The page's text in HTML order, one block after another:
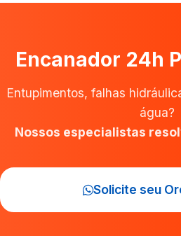
Encanador 24h
Entupimentos, falhas
água?
Nossos especialistas
Solicite seu